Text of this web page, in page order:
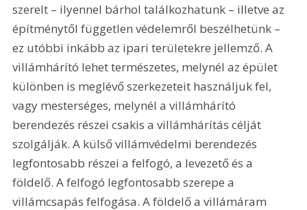
szerelt – ilyennel bárhol találkozhatunk – illetve az
építménytől független védelemről beszélhetünk –
ez utóbbi inkább az ipari területekre jellemző. A
villámhárító lehet természetes, melynél az épület
különben is meglévő szerkezeteit használjuk fel,
vagy mesterséges, melynél a villámhárító
berendezés részei csakis a villámhárítás célját
szolgálják. A külső villámvédelmi berendezés
legfontosabb részei a felfogó, a levezető és a
földelő. A felfogó legfontosabb szerepe a
villámcsapás felfogása. A földelő a villámáram